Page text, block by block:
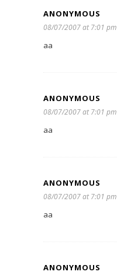
ANONYMOUS
08/07/2007 at 7:01 pm
aa
ANONYMOUS
08/07/2007 at 7:01 pm
aa
ANONYMOUS
08/07/2007 at 7:01 pm
aa
ANONYMOUS